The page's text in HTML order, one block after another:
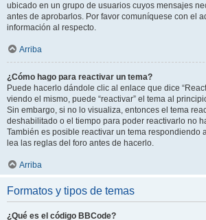
ubicado en un grupo de usuarios cuyos mensajes
antes de aprobarlos. Por favor comuníquese con el
información al respecto.
Arriba
¿Cómo hago para reactivar un tema?
Puede hacerlo dándole clic al enlace que dice
viendo el mismo, puede “reactivar” el tema al
Sin embargo, si no lo visualiza, entonces el tema
deshabilitado o el tiempo para poder reactivarlo no
También es posible reactivar un tema respondiendo
lea las reglas del foro antes de hacerlo.
Arriba
Formatos y tipos de temas
¿Qué es el código BBCode?